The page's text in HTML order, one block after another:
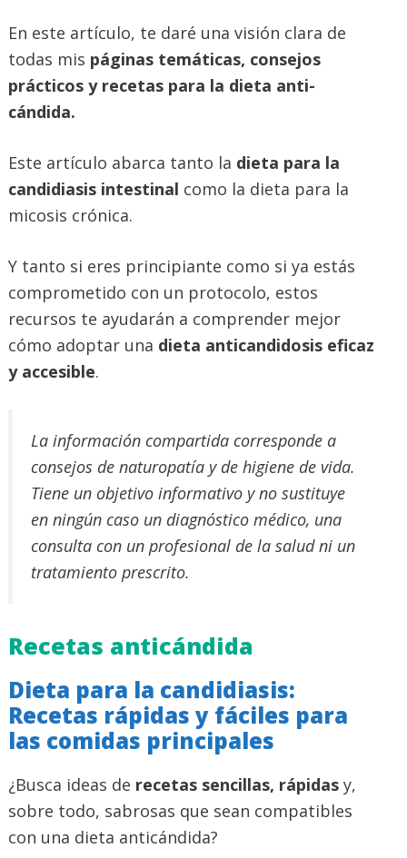
En este artículo, te daré una visión clara de
todas mis páginas temáticas, consejos
prácticos y recetas para la dieta anti-
cándida.
Este artículo abarca tanto la dieta para la
candidiasis intestinal como la dieta para la
micosis crónica.
Y tanto si eres principiante como si ya estás
comprometido con un protocolo, estos
recursos te ayudarán a comprender mejor
cómo adoptar una dieta anticandidosis eficaz
y accesible.
La información compartida corresponde a
consejos de naturopatía y de higiene de vida.
Tiene un objetivo informativo y no sustituye
en ningún caso un diagnóstico médico, una
consulta con un profesional de la salud ni un
tratamiento prescrito.
Recetas anticándida
Dieta para la candidiasis:
Recetas rápidas y fáciles para
las comidas principales
¿Busca ideas de recetas sencillas, rápidas y,
sobre todo, sabrosas que sean compatibles
con una dieta anticándida?